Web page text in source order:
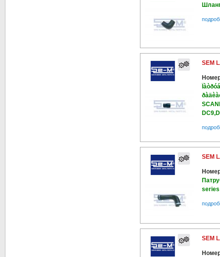
SEM
SEM
series
SEM